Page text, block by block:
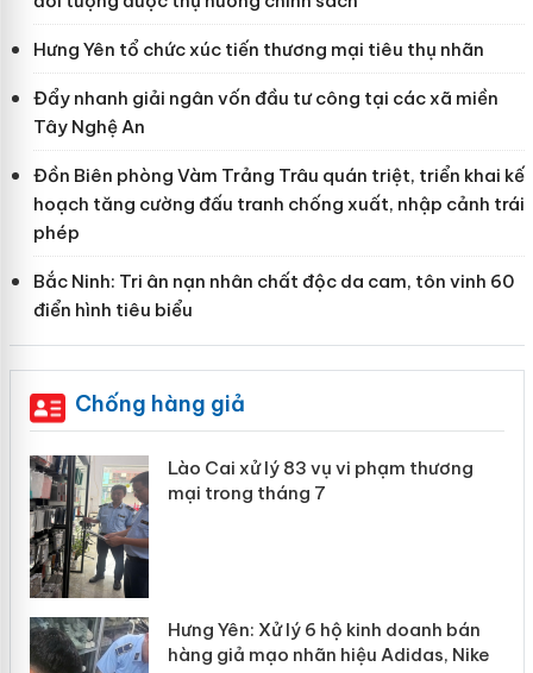
Hưng Yên tổ chức xúc tiến thương mại tiêu thụ nhãn
Đẩy nhanh giải ngân vốn đầu tư công tại các xã miền
Tây Nghệ An
Đồn Biên phòng Vàm Trảng Trâu quán triệt, triển khai kế
hoạch tăng cường đấu tranh chống xuất, nhập cảnh trái
phép
Bắc Ninh: Tri ân nạn nhân chất độc da cam, tôn vinh 60
điển hình tiêu biểu
Chống hàng giả
Lào Cai xử lý 83 vụ vi phạm thương
mại trong tháng 7
Hưng Yên: Xử lý 6 hộ kinh doanh bán
hàng giả mạo nhãn hiệu Adidas, Nike